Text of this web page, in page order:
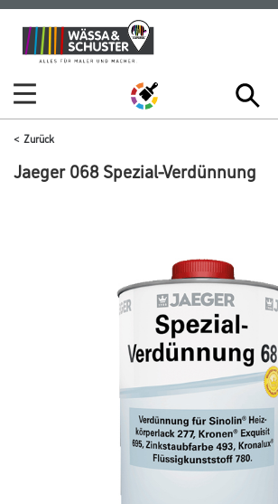
Zum
Inhalt
Zum
Navigationsmenü
Zurück
Jaeger 068 Spezial-Verdünnung